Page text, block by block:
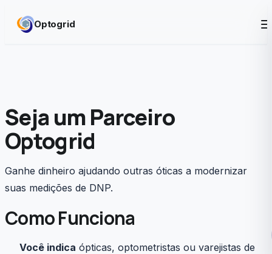
Optogrid
Seja um Parceiro
Optogrid
Ganhe dinheiro ajudando outras óticas a modernizar
suas medições de DNP.
Como Funciona
Você indica ópticas, optometristas ou varejistas de